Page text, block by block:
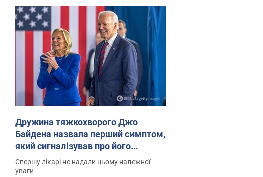
Дружина тяжкохворого Джо
Байдена назвала перший симптом,
який сигналізував про його
"агресивний" рак
Спершу лікарі не надали цьому належної
уваги